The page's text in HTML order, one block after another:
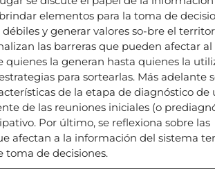
elementos para la toma de
débiles y generar valores so-bre el
las barreras que pueden afectar
quienes la generan hasta quienes la
para sortearlas. Más adelante
de la etapa de diagnóstico de
de las reuniones iniciales (o
Por último, se reflexiona sobre las
afectan a la información del sistema
toma de decisiones.